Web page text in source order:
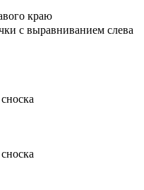
краю
с выравниванием слева
сноска
сноска